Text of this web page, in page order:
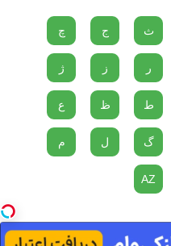
ث ج چ
ر ز ژ
ط ظ ع
گ ل م
AZ
وجود دارد، موسیقی و گربه